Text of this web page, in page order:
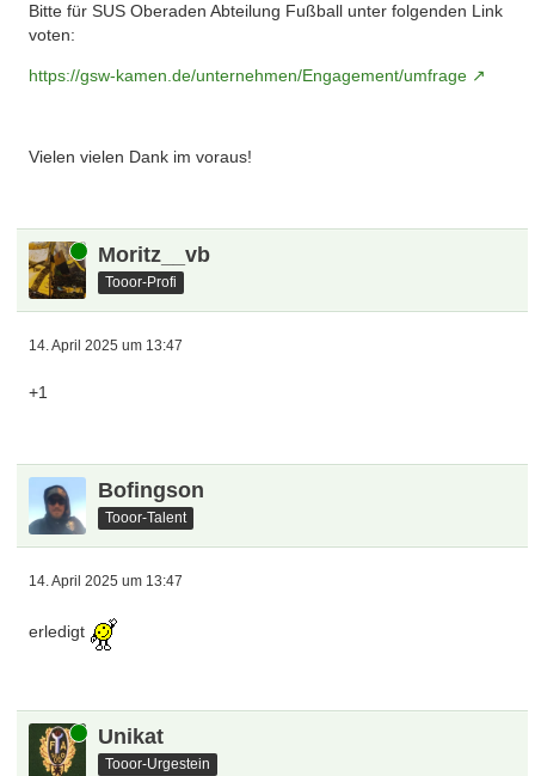
Bitte für SUS Oberaden Abteilung Fußball unter folgenden Link
voten:
https://gsw-kamen.de/unternehmen/Engagement/umfrage
Vielen vielen Dank im voraus!
Online Moritz__vb
Tooor-Profi
14. April 2025 um 13:47
+1
Bofingson
Tooor-Talent
14. April 2025 um 13:47
erledigt
Online Unikat
Tooor-Urgestein